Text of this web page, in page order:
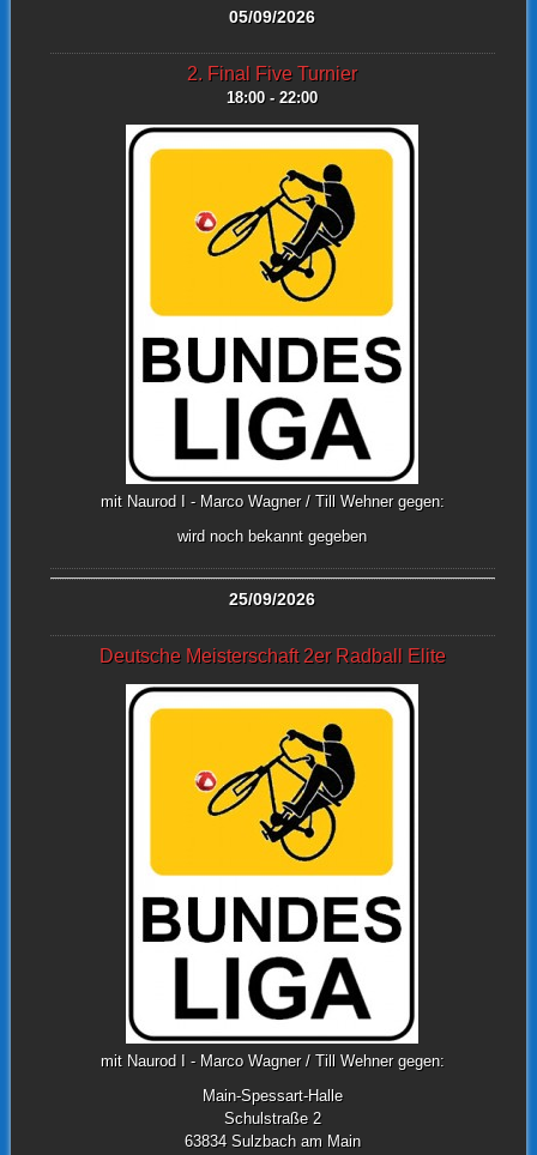
05/09/2026
2. Final Five Turnier
18:00 - 22:00
mit Naurod I - Marco Wagner / Till Wehner gegen:
wird noch bekannt gegeben
25/09/2026
Deutsche Meisterschaft 2er Radball Elite
mit Naurod I - Marco Wagner / Till Wehner gegen:
Main-Spessart-Halle
Schulstraße 2
63834 Sulzbach am Main